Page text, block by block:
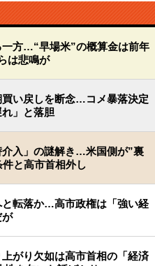
一方…“早場米”の概算金は前年
は悲鳴が
い戻しを断念…コメ暴落決定
」と落胆
入」の謎解き…米国側が”裏
と高市首相外し
と転落か…高市政権は「強い経
が
がり欠如は高市首相の「経済